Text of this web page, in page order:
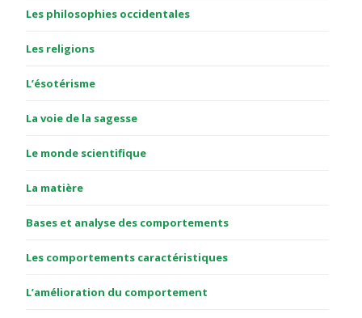
Les philosophies occidentales
Les religions
L’ésotérisme
La voie de la sagesse
Le monde scientifique
La matière
Bases et analyse des comportements
Les comportements caractéristiques
L’amélioration du comportement